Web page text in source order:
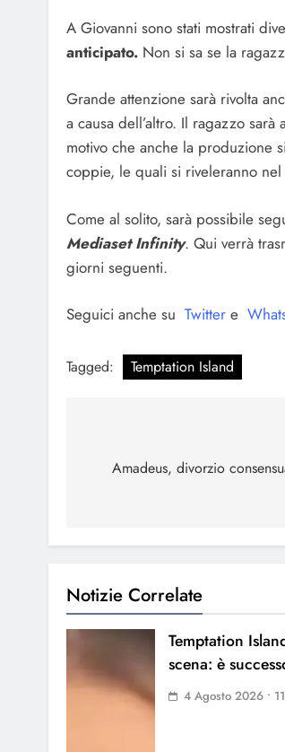
A Giovanni sono stati mostrati
anticipato. Non si sa se la
Grande attenzione sarà rivolta
a causa dell’altro. Il ragazzo
motivo che anche la produzione
coppie, le quali si riveleranno
Come al solito, sarà possibile
Mediaset Infinity. Qui verrà
giorni seguenti.
Seguici anche su Twitter e
Tagged: Temptation Island
articoli
Amadeus, divorzio
Notizie Correlate
Temptation
scena: è
4 Agosto 2026 •